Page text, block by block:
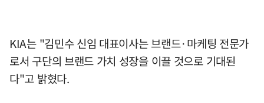
KIA는 "김민수 신임 대표이사는 브랜드·마케팅 전문가
로서 구단의 브랜드 가치 성장을 이끌 것으로 기대된
다"고 밝혔다.